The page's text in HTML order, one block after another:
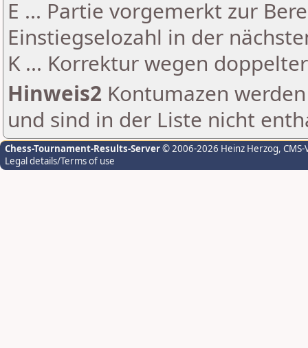
E ... Partie vorgemerkt zur
Einstiegselozahl in der
K ... Korrektur wegen
Hinweis2 Kontumazen
und sind in der Liste nicht
Chess-Tournament-Results-Server© 2006-2026 Heinz Herzog,
Legal details/Terms of use